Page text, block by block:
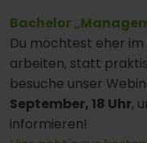
Bachelor
Du möchtest eher
arbeiten, statt
besuche unser
September, 18 Uhr,
informieren!